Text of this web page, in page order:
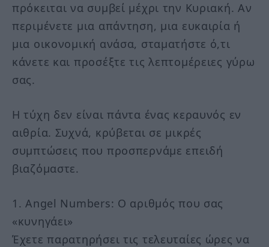
πρόκειται να συμβεί μέχρι την Κυριακή. Αν
περιμένετε μια απάντηση, μια ευκαιρία ή
μια οικονομική ανάσα, σταματήστε ό,τι
κάνετε και προσέξτε τις λεπτομέρειες γύρω
σας.
Η τύχη δεν είναι πάντα ένας κεραυνός εν
αιθρία. Συχνά, κρύβεται σε μικρές
συμπτώσεις που προσπερνάμε επειδή
βιαζόμαστε.
1. Angel Numbers: Ο αριθμός που σας
«κυνηγάει»
Έχετε παρατηρήσει τις τελευταίες ώρες να